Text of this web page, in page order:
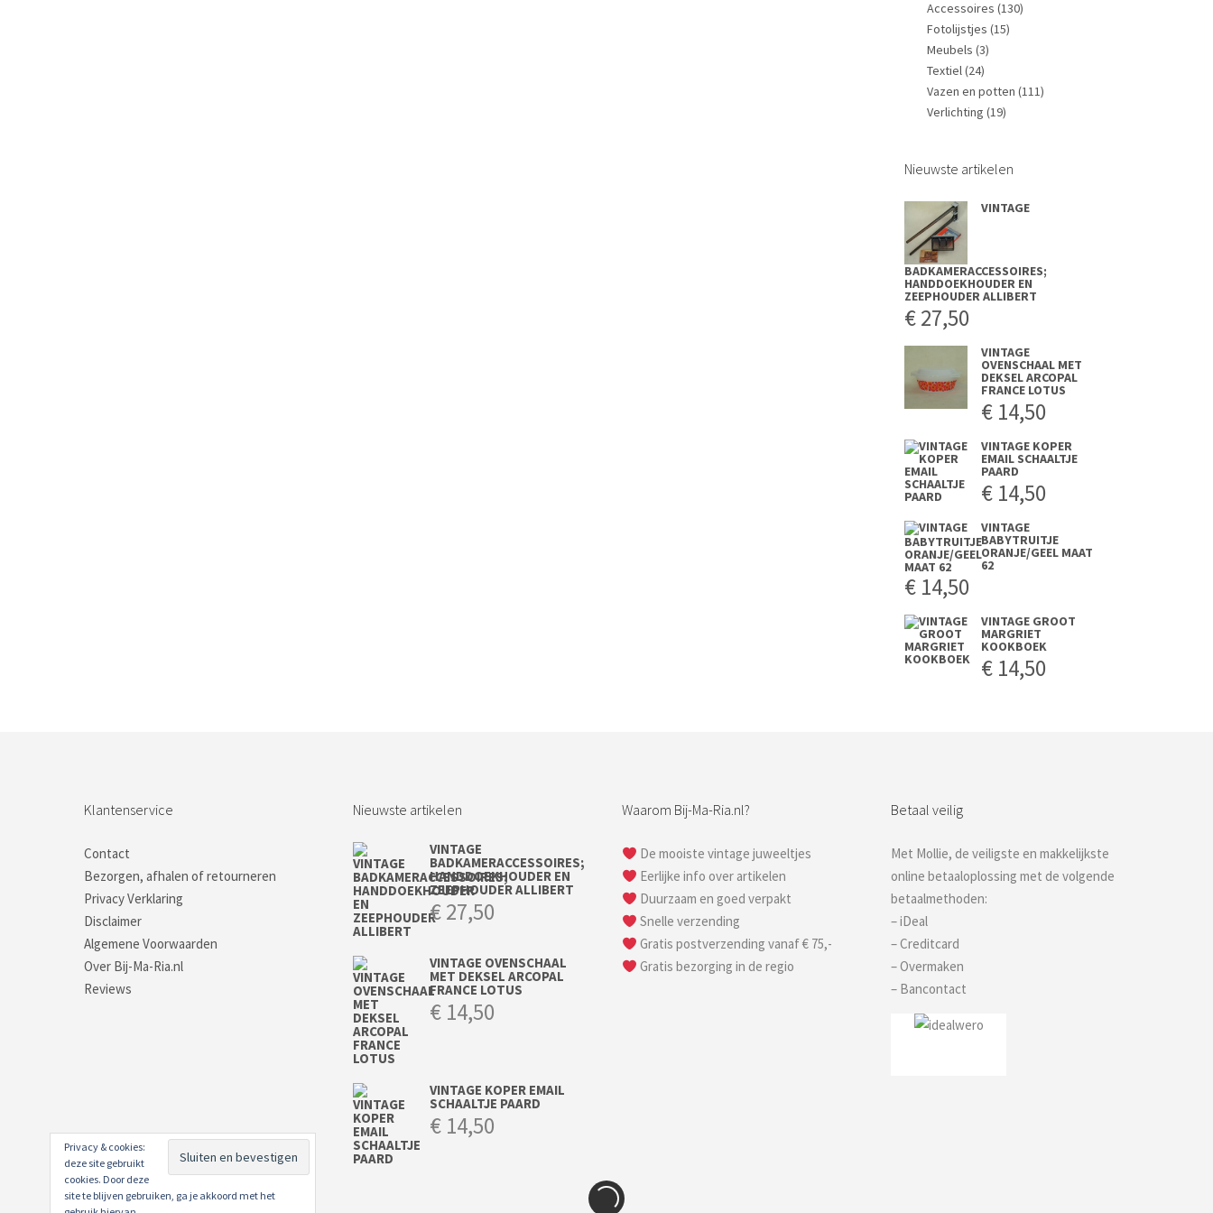
Accessoires (130)
Fotolijstjes (15)
Meubels (3)
Textiel(24)
Vazen en potten (111)
Verlichting (19)
Nieuwste artikelen
VINTAGE
BADKAMERACCESSOIRES;
HANDDOEKHOUDER EN
ZEEPHOUDER ALLIBERT
€27,50
VINTAGE
OVENSCHAAL MET
DEKSEL ARCOPAL
FRANCE LOTUS
€ 14,50
VINTAGE KOPER
EMAIL SCHAALTJE
PAARD
€ 14,50
VINTAGE
BABYTRUITJE
ORANJE/GEEL MAAT
62
€ 14,50
VINTAGE GROOT
MARGRIET
KOOKBOEK
€ 14,50
Klantenservice
Contact
Bezorgen, afhalen of retourneren
Privacy Verklaring
Disclaimer
Algemene Voorwaarden
Over Bij-Ma-Ria.nl
Reviews
Nieuwste artikelen
VINTAGE
BADKAMERACCESSOIRES;
HANDDOEKHOUDER EN
ZEEPHOUDER ALLIBERT
€27,50
VINTAGE OVENSCHAAL
MET DEKSEL ARCOPAL
FRANCE LOTUS
€ 14,50
VINTAGE KOPER EMAIL
SCHAALTJE PAARD
€ 14,50
Waarom Bij-Ma-Ria.nl?
De mooiste vintage juweeltjes
Eerlijke info over artikelen
Duurzaam en goed verpakt
Snelle verzending
Gratis postverzending vanaf € 75,-
Gratis bezorging in de regio
Betaal veilig
Met Mollie, de veiligste en makkelijkste
online betaaloplossing met de volgende
betaalmethoden:
– iDeal
– Creditcard
– Overmaken
– Bancontact
Privacy & cookies:
deze site gebruikt
cookies. Door deze
site te blijven gebruiken, ga je akkoord met het